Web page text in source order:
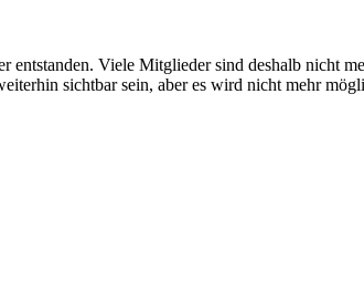
Viele Mitglieder sind deshalb nicht
sichtbar sein, aber es wird nicht mehr